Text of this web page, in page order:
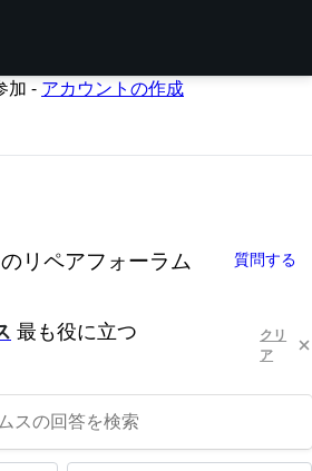
加 - アカウントの作成
リペアフォーラム 質問する
最も役に立つ
クリ
ア